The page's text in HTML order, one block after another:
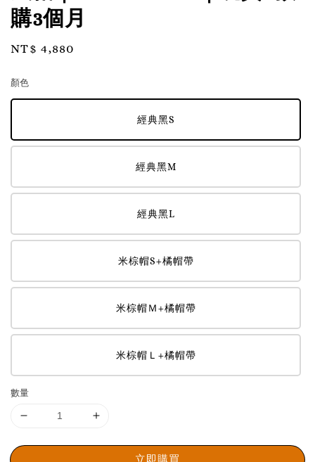
購3個月
Regular
NT$ 4,880
顏色
經典黑S
經典黑M
經典黑L
米棕帽S+橘帽帶
米棕帽Ｍ+橘帽帶
米棕帽Ｌ+橘帽帶
數量
立即購買